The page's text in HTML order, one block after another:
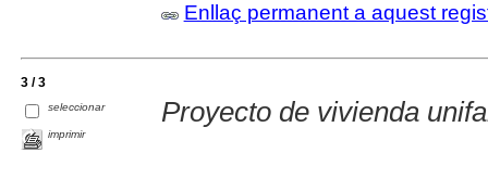
Enllaç permanent a aquest
3 / 3
seleccionar
imprimir
Proyecto de vivienda